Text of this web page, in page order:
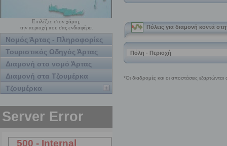
Επιλέξτε στον χάρτη,
την περιοχή που σας ενδιαφέρει
Νομός Άρτας - Πληροφορίες
Τουριστικός Οδηγός Άρτας
Διαμονή στο νομό Άρτας
Διαμονή στα Τζουμέρκα
Τζουμέρκα